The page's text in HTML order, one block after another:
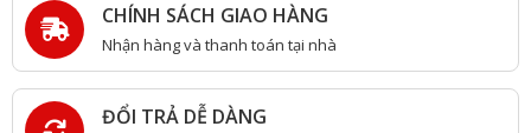
CHÍNH SÁCH GIAO HÀNG
Nhận hàng và thanh toán tại nhà
ĐỔI TRẢ DỄ DÀNG